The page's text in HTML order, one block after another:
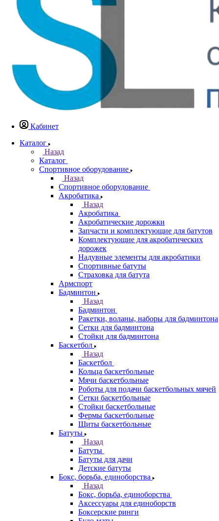
Кабинет
Каталог
Назад
Каталог
Спортивное оборудование
Назад
Спортивное оборудование
Акробатика
Назад
Акробатика
Акробатические дорожки
Запчасти и комплектующие для батутов
Комплектующие для акробатических
дорожек
Надувные элементы для акробатики
Спортивные батуты
Страховка для батута
Армспорт
Бадминтон
Назад
Бадминтон
Ракетки, воланы, наборы для бадминтона
Сетки для бадминтона
Стойки для бадминтона
Баскетбол
Назад
Баскетбол
Кольца баскетбольные
Мячи баскетбольные
Роботы для подачи баскетбольных мячей
Сетки баскетбольные
Стойки баскетбольные
Фермы баскетбольные
Щиты баскетбольные
Батуты
Назад
Батуты
Батуты для дачи
Детские батуты
Бокс, борьба, единоборства
Назад
Бокс, борьба, единоборства
Аксессуары для единоборств
Боксерские ринги